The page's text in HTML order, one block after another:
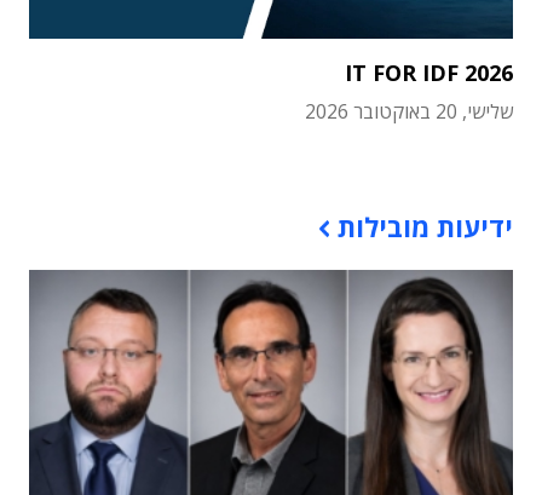
IT FOR IDF 2026
שלישי, 20 באוקטובר 2026
ידיעות מובילות